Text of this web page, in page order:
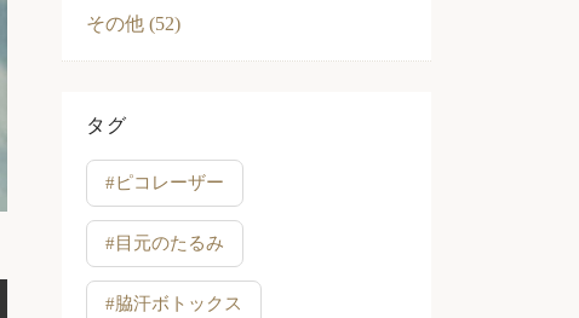
その他 (52)
タグ
#ピコレーザー
#目元のたるみ
#脇汗ボトックス